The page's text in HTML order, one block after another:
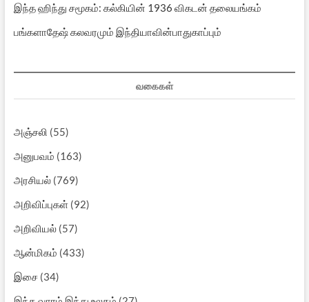
இந்த ஹிந்து சமூகம்: கல்கியின் 1936 விகடன் தலையங்கம்
பங்களாதேஷ் கலவரமும் இந்தியாவின்பாதுகாப்பும்
வகைகள்
அஞ்சலி (55)
அனுபவம் (163)
அரசியல்(769)
அறிவிப்புகள்(92)
அறிவியல்(57)
ஆன்மிகம் (433)
இசை(34)